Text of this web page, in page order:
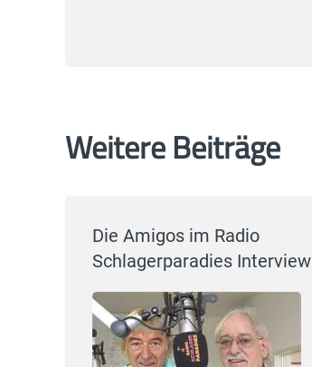
Weitere Beiträge
Die Amigos im Radio
Schlagerparadies Interview